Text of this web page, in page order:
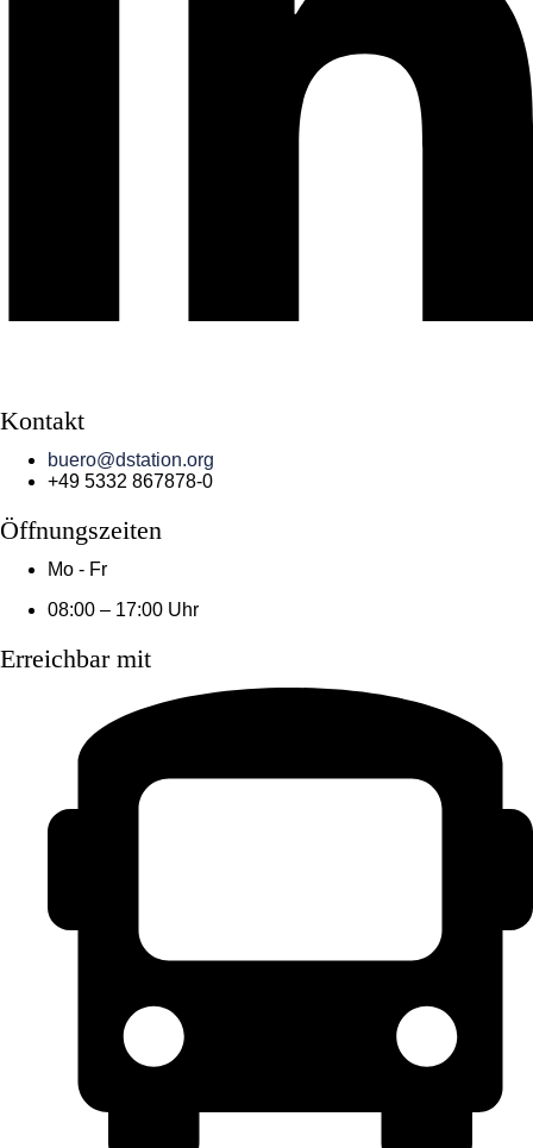
Kontakt
buero@dstation.org
+49 5332 867878-0
Öffnungszeiten
Mo - Fr
08:00 – 17:00 Uhr
Erreichbar mit